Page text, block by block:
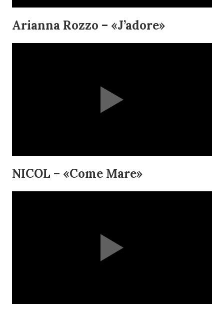
Arianna Rozzo – «J’adore»
NICOL – «Come Mare»